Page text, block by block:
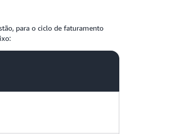
para o ciclo de faturamento